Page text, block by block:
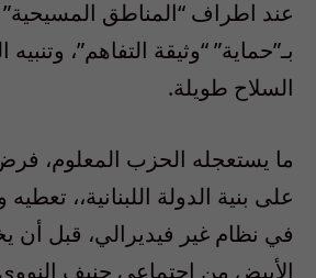
عند اطراف “المناطق المسيحية”
بـ”حماية” “وثيقة التفاهم”،
السلاح طويلة.
ما يستعجله الحزب المعلوم،
على بنية الدولة اللبنانية،، تعطيه
في نظام غير فيديرالي، قبل أن
الأبيض من اجتماعي جنيف